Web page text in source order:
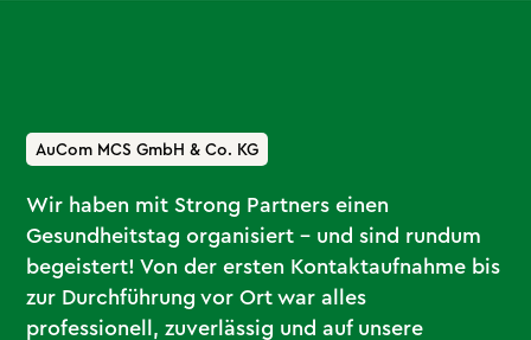
AuCom MCS GmbH & Co. KG
Wir haben mit Strong Partners einen
Gesundheitstag organisiert – und sind rundum
begeistert! Von der ersten Kontaktaufnahme bis
zur Durchführung vor Ort war alles
professionell, zuverlässig und auf unsere